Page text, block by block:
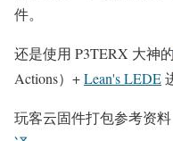
件。
还是使用 P3TERX 大神的
Actions）+Lean's LEDE
玩客云固件打包参考资料